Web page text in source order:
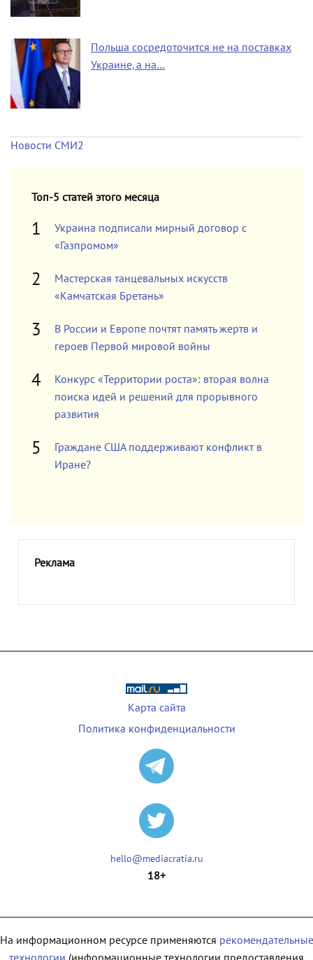
Польша сосредоточится не на поставках
Украине, а на…
Новости СМИ2
Топ-5 статей этого месяца
Украина подписали мирный договор с
«Газпромом»
Мастерская танцевальных искусств
«Камчатская Бретань»
В России и Европе почтят память жертв и
героев Первой мировой войны
Конкурс «Территории роста»: вторая волна
поиска идей и решений для прорывного
развития
Граждане США поддерживают конфликт в
Иране?
Реклама
Карта сайта
Политика конфиденциальности
hello@mediacratia.ru
18+
На информационном ресурсе применяются рекомендательные